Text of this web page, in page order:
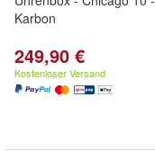
Karbon
249,90 €
Kostenloser Versand